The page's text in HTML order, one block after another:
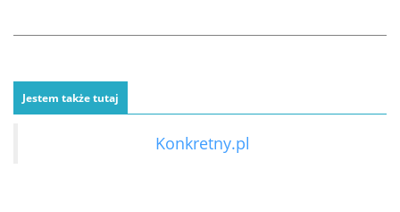
Jestem także tutaj
Konkretny.pl